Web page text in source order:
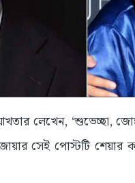
লেখেন, ‘শুভেচ্ছা,
সেই পোস্টটি শেয়ার